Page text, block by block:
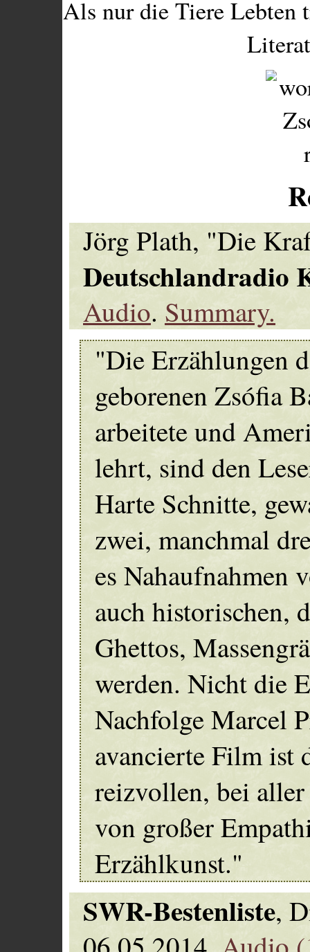
Als nur die Tiere Lebten
Jörg Plath, "Die
Deutschlandradio
Audio. Summary.
"Die Erzählungen
geborenen Zsófia
arbeitete und
lehrt, sind den
Harte Schnitte,
zwei, manchmal
es Nahaufnahmen
auch historischen,
Ghettos,
werden. Nicht die
Nachfolge Marcel
avancierte Film ist
reizvollen, bei
von großer
Erzählkunst."
SWR-Bestenliste,